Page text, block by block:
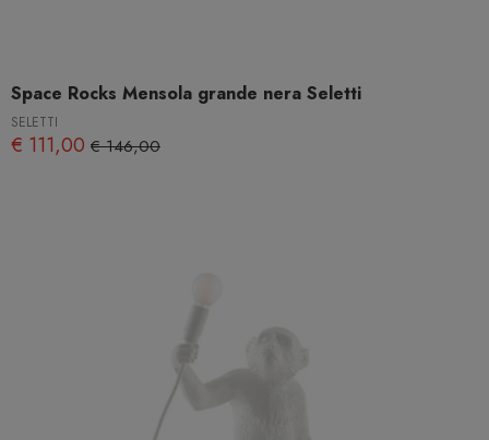
Space Rocks Mensola grande nera Seletti
SELETTI
€ 111,00 € 146,00